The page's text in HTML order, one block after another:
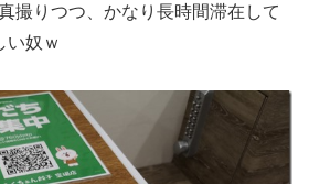
撮りつつ、かなり長時間滞在して
い奴ｗ